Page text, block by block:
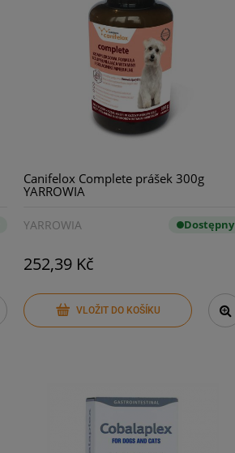
Canifelox Complete prášek 300g
YARROWIA
YARROWIA Dostępny
252,39 Kč
VLOŽIT DO KOŠÍKU